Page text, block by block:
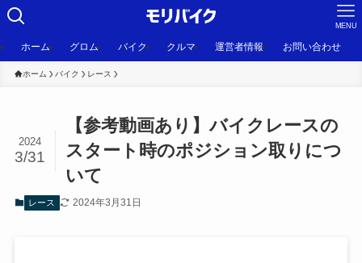
MENU
ホーム グロム バイク クルマ 運営者情報 お問い合わせ
ホーム バイク レース
【参考動画あり】バイクレースの
スタート時のポジション取りにつ
いて
2024
3/31
レース 2024年3月31日